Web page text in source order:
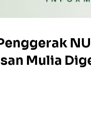
Mulia